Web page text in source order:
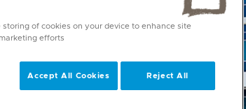
of cookies on your device to enhance site
efforts.
Reject All
Accept All Cookies